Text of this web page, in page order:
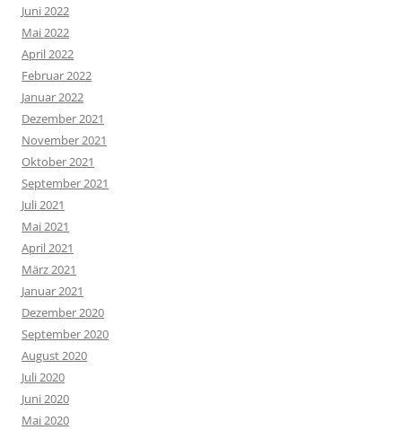
Juni 2022
Mai 2022
April 2022
Februar 2022
Januar 2022
Dezember 2021
November 2021
Oktober 2021
September 2021
Juli 2021
Mai 2021
April 2021
März 2021
Januar 2021
Dezember 2020
September 2020
August 2020
Juli 2020
Juni 2020
Mai 2020